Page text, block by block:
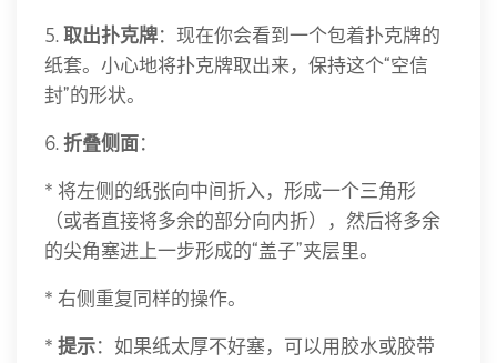
5.取出扑克牌：现在你会看到一个包着扑克牌的
纸套。小心地将扑克牌取出来，保持这个“空信
封”的形状。
6.折叠侧面：
* 将左侧的纸张向中间折入，形成一个三角形
（或者直接将多余的部分向内折），然后将多余
的尖角塞进上一步形成的“盖子”夹层里。
* 右侧重复同样的操作。
* 提示：如果纸太厚不好塞，可以用胶水或胶带